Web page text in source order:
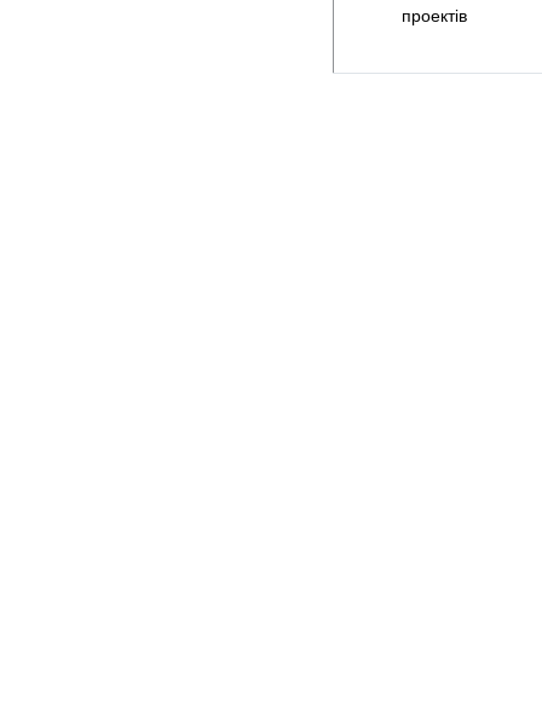
проектів